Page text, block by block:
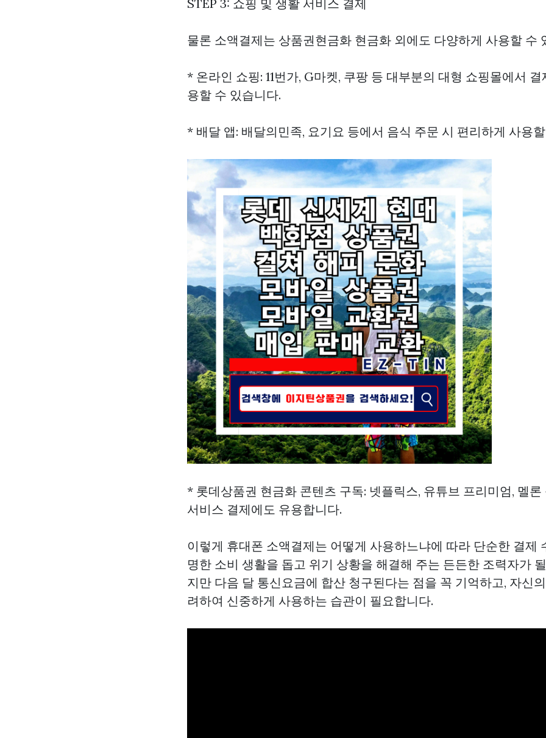
STEP 3: 쇼핑 및 생활 서비스 결제
물론 소액결제는 상품권현금화 현금화 외에도 다양하게 사용할 수
* 온라인 쇼핑: 11번가, G마켓, 쿠팡 등 대부분의 대형 쇼핑몰에서
용할 수 있습니다.
* 배달 앱: 배달의민족, 요기요 등에서 음식 주문 시 편리하게 사용
* 롯데상품권 현금화 콘텐츠 구독: 넷플릭스, 유튜브 프리미엄, 멜
서비스 결제에도 유용합니다.
이렇게 휴대폰 소액결제는 어떻게 사용하느냐에 따라 단순한 결제
명한 소비 생활을 돕고 위기 상황을 해결해 주는 든든한 조력자가
지만 다음 달 통신요금에 합산 청구된다는 점을 꼭 기억하고, 자신
려하여 신중하게 사용하는 습관이 필요합니다.